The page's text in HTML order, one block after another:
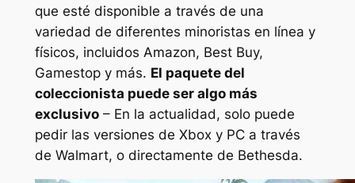
que esté disponible a través de una
variedad de diferentes minoristas en línea y
físicos, incluidos Amazon, Best Buy,
Gamestop y más. El paquete del
coleccionista puede ser algo más
exclusivo– En la actualidad, solo puede
pedir las versiones de Xbox y PC a través
de Walmart, o directamente de Bethesda.